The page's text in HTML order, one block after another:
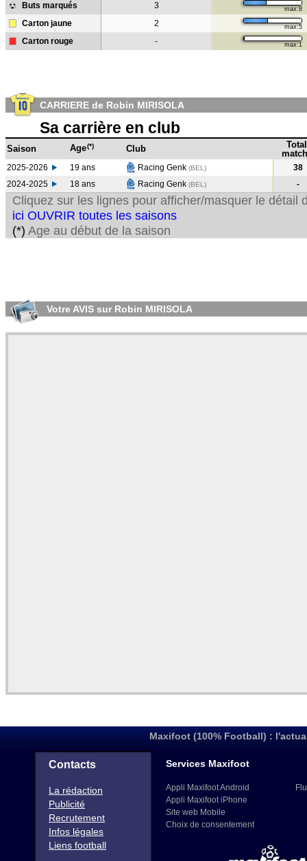
Buts marqués 3 max:8
Carton jaune 2 max:5
Carton rouge - max:1
CARRIERE de Robin MIRISOLA
Sa carrière en club
Saison Age(*) Club
Total
2025-2026 19 ans Racing Genk (BEL)
38
2024-2025
18 ans Racing Genk (BEL ) -
Cliquez sur les lignes pour afficher/masquer le détail
ici OUVRIR toutes les saisons
(*) Age au début de la saison
Votre AVIS sur Robin MIRISOLA
Maxifoot (100% Football) :
Contacts
La rédaction
Publicité
Recrutement
Infos légales
Liens football
Services Maxifoot
Appli Maxifoot Android
Appli Maxifoot iPhone
Site web Mobile
Choix de consentement